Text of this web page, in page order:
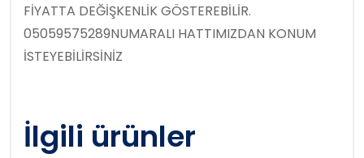
FİYATTA DEĞİŞKENLİK GÖSTEREBİLİR.
05059575289NUMARALI HATTIMIZDAN KONUM
İSTEYEBİLİRSİNİZ
İlgili ürünler